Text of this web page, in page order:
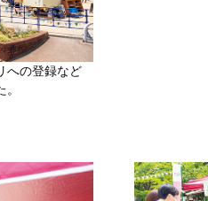
への登録など